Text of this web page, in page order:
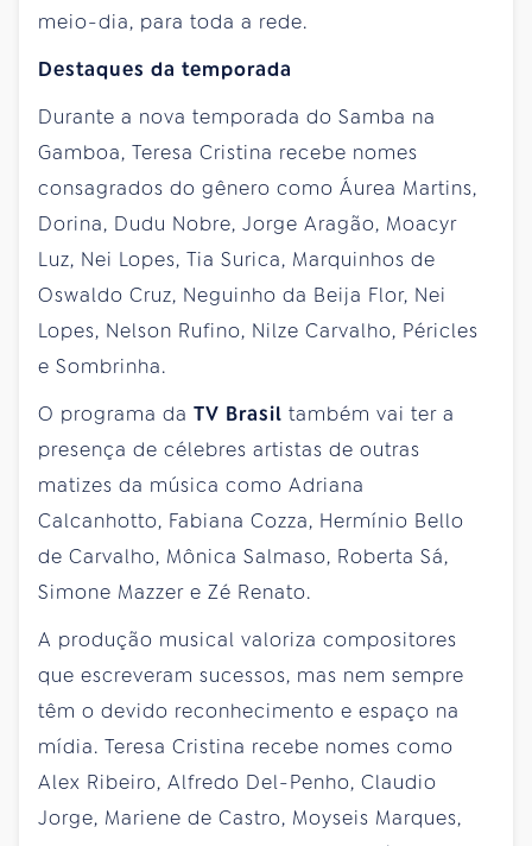
meio-dia, para toda a rede.
Destaques da temporada
Durante a nova temporada do Samba na
Gamboa, Teresa Cristina recebe nomes
consagrados do gênero como Áurea Martins,
Dorina, Dudu Nobre, Jorge Aragão, Moacyr
Luz, Nei Lopes, Tia Surica, Marquinhos de
Oswaldo Cruz, Neguinho da Beija Flor, Nei
Lopes, Nelson Rufino, Nilze Carvalho, Péricles
e Sombrinha.
O programa da TV Brasil também vai ter a
presença de célebres artistas de outras
matizes da música como Adriana
Calcanhotto, Fabiana Cozza, Hermínio Bello
de Carvalho, Mônica Salmaso, Roberta Sá,
Simone Mazzer e Zé Renato.
A produção musical valoriza compositores
que escreveram sucessos, mas nem sempre
têm o devido reconhecimento e espaço na
mídia. Teresa Cristina recebe nomes como
Alex Ribeiro, Alfredo Del-Penho, Claudio
Jorge, Mariene de Castro, Moyseis Marques,